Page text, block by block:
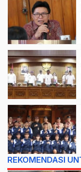
REKOMENDASI